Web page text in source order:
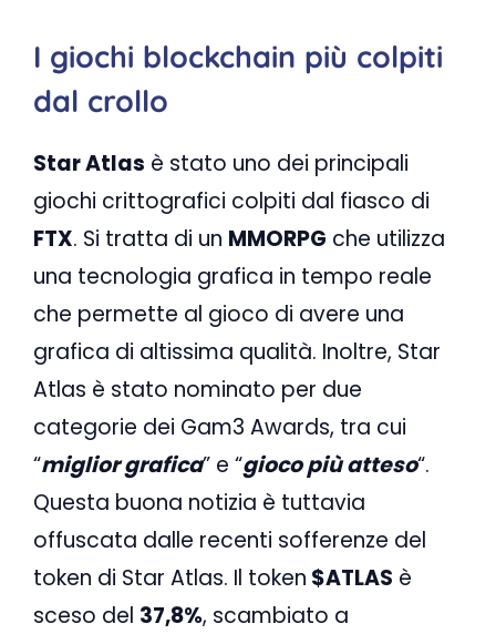
I giochi blockchain più colpiti
dal crollo
Star Atlas è stato uno dei principali
giochi crittografici colpiti dal fiasco di
FTX. Si tratta di un MMORPG che utilizza
una tecnologia grafica in tempo reale
che permette al gioco di avere una
grafica di altissima qualità. Inoltre, Star
Atlas è stato nominato per due
categorie dei Gam3 Awards, tra cui
“miglior grafica” e “gioco più atteso“.
Questa buona notizia è tuttavia
offuscata dalle recenti sofferenze del
token di Star Atlas. Il token $ATLAS è
sceso del 37,8%, scambiato a